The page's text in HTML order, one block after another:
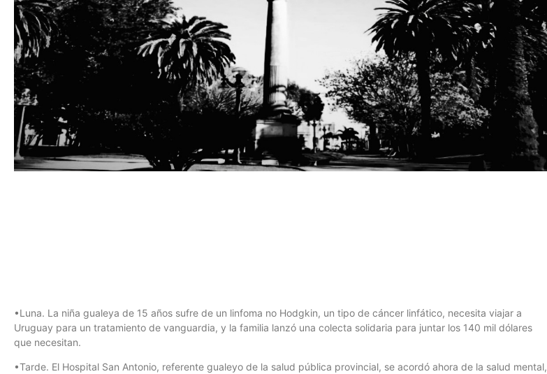
•Luna. La niña gualeya de 15 años sufre de un linfoma no Hodgkin, un tipo de cáncer linfático, necesita viajar a
Uruguay para un tratamiento de vanguardia, y la familia lanzó una colecta solidaria para juntar los 140 mil dólares
que necesitan.
•Tarde. El Hospital San Antonio, referente gualeyo de la salud pública provincial, se acordó ahora de la salud mental,